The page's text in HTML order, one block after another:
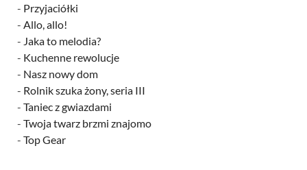
- Przyjaciółki
- Allo, allo!
- Jaka to melodia?
- Kuchenne rewolucje
- Nasz nowy dom
- Rolnik szuka żony, seria III
- Taniec z gwiazdami
- Twoja twarz brzmi znajomo
- Top Gear